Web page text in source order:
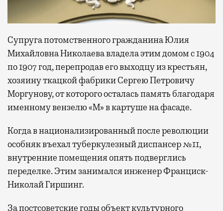
Супруга потомственного гражданина Юлия
Михайловна Николаева владела этим домом с 1904
по 1907 год, перепродав его выходцу из крестьян,
хозяину ткацкой фабрики Сергею Петровичу
Моргунову, от которого осталась память благодаря
именному вензелю «М» в картуше на фасаде.
Когда в национализированный после революции
особняк въехал туберкулезный диспансер №11,
внутренние помещения опять подверглись
переделке. Этим занимался инженер Франциск-
Николай Гиршинг.
За постсоветские годы объект культурного